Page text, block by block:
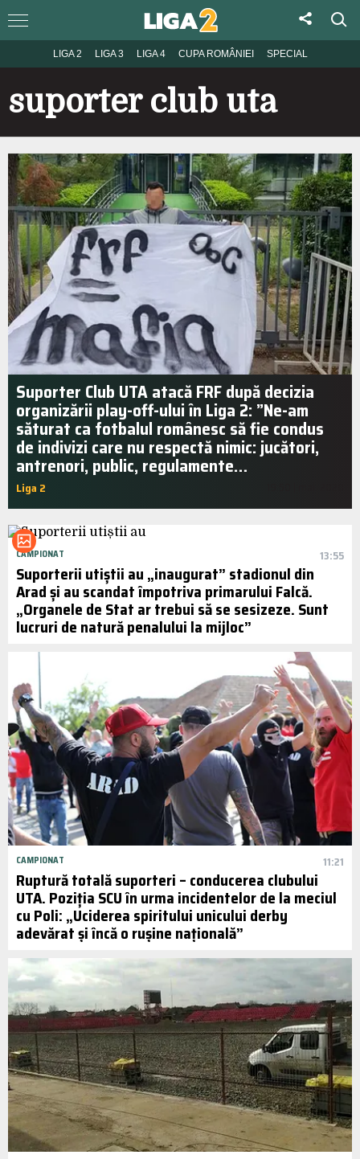
LIGA 2 LIGA 3 LIGA 4 CUPA ROMÂNIEI SPECIAL
suporter club uta
Suporter Club UTA atacă FRF după decizia
organizării play-off-ului în Liga 2: ”Ne-am
săturat ca fotbalul românesc să fie condus
de indivizi care nu respectă nimic: jucători,
antrenori, public, regulamente…
Liga 2
CAMPIONAT 13:55
Suporterii utiștii au „inaugurat” stadionul din
Arad și au scandat împotriva primarului Falcă.
„Organele de Stat ar trebui să se sesizeze. Sunt
lucruri de natură penalului la mijloc”
CAMPIONAT 11:21
Ruptură totală suporteri – conducerea clubului
UTA. Poziția SCU în urma incidentelor de la meciul
cu Poli: „Uciderea spiritului unicului derby
adevărat și încă o rușine națională”